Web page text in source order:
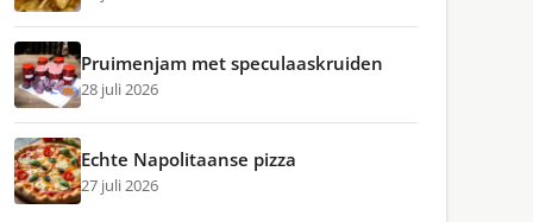
Pruimenjam met speculaaskruiden
28 juli 2026
Echte Napolitaanse pizza
27 juli 2026